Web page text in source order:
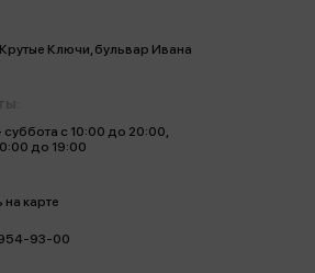
Ключи, бульвар Ивана
с 10:00 до 20:00,
до 19:00
карте
93-00